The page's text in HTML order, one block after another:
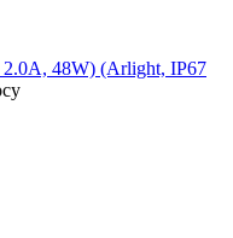
48W) (Arlight, IP67